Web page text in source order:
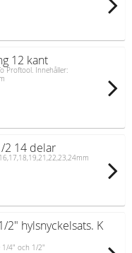
12 kant
Proftool. Innehåller:
2 14 delar
2" hylsnyckelsats. K
1/4" och 1/2"